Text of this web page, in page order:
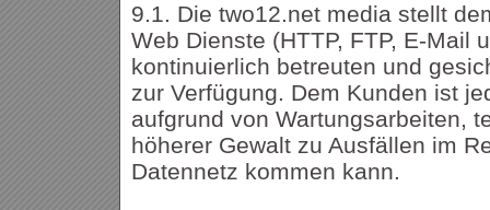
9.1. Die two12.net media stellt
Web Dienste (HTTP, FTP, E-Mail
kontinuierlich betreuten und
zur Verfügung. Dem Kunden ist
aufgrund von Wartungsarbeiten,
höherer Gewalt zu Ausfällen im
Datennetz kommen kann.